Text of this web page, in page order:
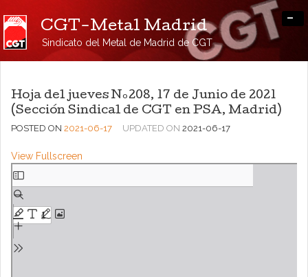
CGT-Metal Madrid
Sindicato del Metal de Madrid de CGT
-
Hoja del jueves Nº208, 17 de Junio de 2021
(Sección Sindical de CGT en PSA, Madrid)
POSTED ON 2021-06-17 UPDATED ON 2021-06-17
View Fullscreen
Saltar
al
contenido
del
PDF